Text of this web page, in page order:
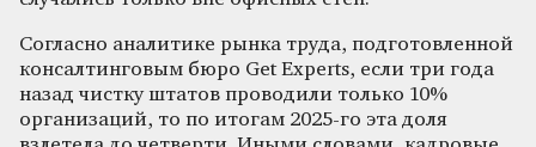
Согласно аналитике рынка труда, подготовленной
консалтинговым бюро Get Experts, если три года
назад чистку штатов проводили только 10%
организаций, то по итогам 2025-го эта доля